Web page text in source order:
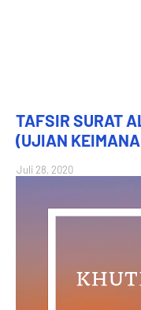
TAFSIR SURAT
(UJIAN
Juli 28, 2020